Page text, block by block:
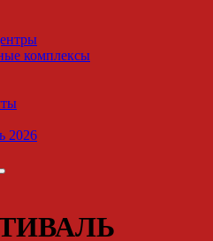
комплексы
2026